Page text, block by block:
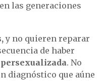
las generaciones
y no quieren reparar
de haber
. No
diagnóstico que aúne